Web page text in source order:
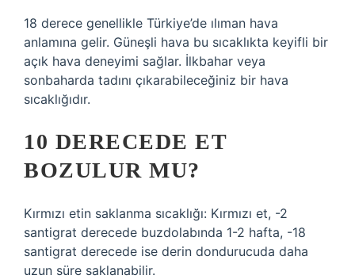
18 derece genellikle Türkiye’de ılıman hava
anlamına gelir. Güneşli hava bu sıcaklıkta keyifli bir
açık hava deneyimi sağlar. İlkbahar veya
sonbaharda tadını çıkarabileceğiniz bir hava
sıcaklığıdır.
10 DERECEDE ET
BOZULUR MU?
Kırmızı etin saklanma sıcaklığı: Kırmızı et, -2
santigrat derecede buzdolabında 1-2 hafta, -18
santigrat derecede ise derin dondurucuda daha
uzun süre saklanabilir.